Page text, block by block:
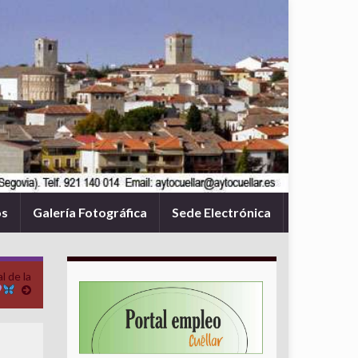
Galería Fotográfica Sede Electrónica
de la